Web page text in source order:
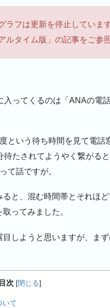
ください。各グラフの間は意図的に間隔
と思うので、時々読み込み直してくださ
ラフは更新を停止しています
ルタイム版」の記事をご参
入ってくるのは「ANAの電
という待ち時間を見て電
たされてようやく繋がる
て話ですが。
と、混む時間帯とそれほ
ってみました。
しようと思いますが、ま
目次 [閉じる]
いて